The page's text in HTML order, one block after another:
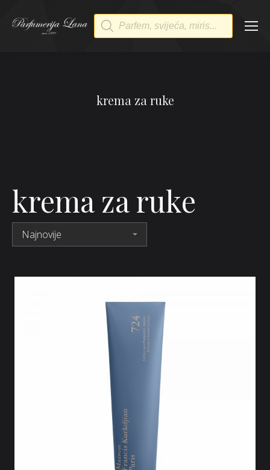
Products
search
krema za ruke
krema za ruke